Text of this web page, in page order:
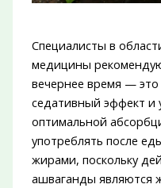
Специалисты в
медицины
вечернее время — это
седативный эффект и
оптимальной
употреблять после
жирами, поскольку
ашваганды являются